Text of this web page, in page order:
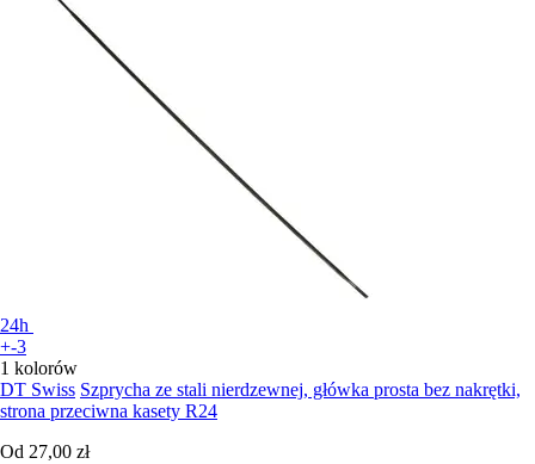
24h
+-3
1 kolorów
DT Swiss Szprycha ze stali nierdzewnej, główka prosta bez nakrętki,
strona przeciwna kasety R24
Od 27,00 zł